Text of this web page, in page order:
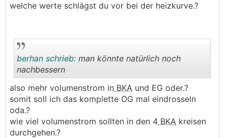
OG:
BKA:
welche werte schlägst du vor bei der heizkurve.?
..
berhan schrieb: man könnte natürlich noch
nachbessern
also mehr volumenstrom in BKA und EG oder.?
somit soll ich das komplette OG mal eindrosseln
oda.?
wie viel volumenstrom sollten in den 4 BKA kreisen
durchgehen.?